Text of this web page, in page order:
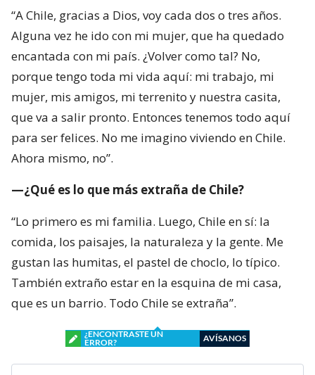
“A Chile, gracias a Dios, voy cada dos o tres años.
Alguna vez he ido con mi mujer, que ha quedado
encantada con mi país. ¿Volver como tal? No,
porque tengo toda mi vida aquí: mi trabajo, mi
mujer, mis amigos, mi terrenito y nuestra casita,
que va a salir pronto. Entonces tenemos todo aquí
para ser felices. No me imagino viviendo en Chile.
Ahora mismo, no”.
—¿Qué es lo que más extraña de Chile?
“Lo primero es mi familia. Luego, Chile en sí: la
comida, los paisajes, la naturaleza y la gente. Me
gustan las humitas, el pastel de choclo, lo típico.
También extraño estar en la esquina de mi casa,
que es un barrio. Todo Chile se extraña”.
¿ENCONTRASTE UN
ERROR?
AVÍSANOS